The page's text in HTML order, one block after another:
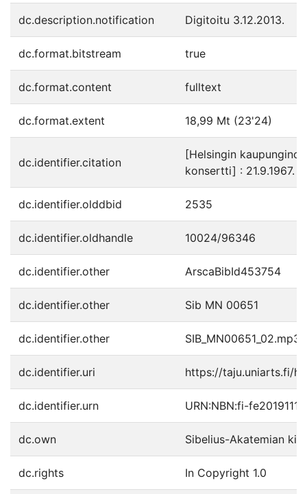
dc.description.notification Digitoitu 3.12.2013.
dc.format.bitstream true
dc.format.content fulltext
dc.format.extent 18,99 Mt (23'24)
dc.identifier.citation
[Helsingin
konsertti] : 21.9.1967. -
dc.identifier.olddbid 2535
dc.identifier.oldhandle 10024/96346
dc.identifier.other ArscaBibId453754
dc.identifier.other Sib MN 00651
dc.identifier.other SIB_MN00651_02.mp3
dc.identifier.uri https://taju.uniarts.fi/
dc.identifier.urn URN:NBN:fi-
dc.own Sibelius-Akatemian
dc.rights In Copyright 1.0